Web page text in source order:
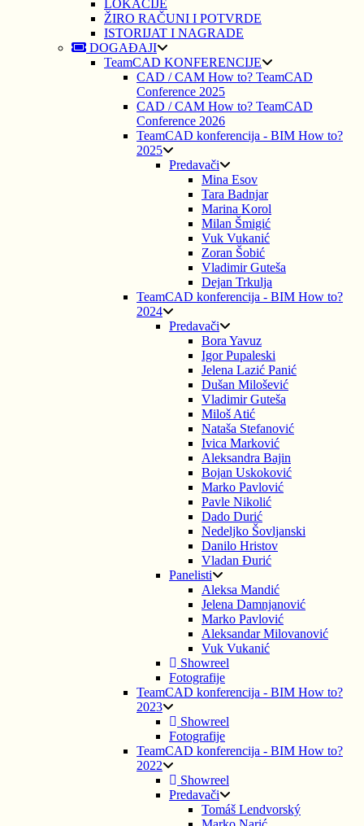
LOKACIJE
ŽIRO RAČUNI I POTVRDE
ISTORIJAT I NAGRADE
DOGAĐAJI
TeamCAD KONFERENCIJE
CAD / CAM How to? TeamCAD
Conference 2025
CAD / CAM How to? TeamCAD
Conference 2026
TeamCAD konferencija - BIM How to?
2025
Predavači
Mina Esov
Tara Badnjar
Marina Korol
Milan Šmigić
Vuk Vukanić
Zoran Šobić
Vladimir Guteša
Dejan Trkulja
TeamCAD konferencija - BIM How to?
2024
Predavači
Bora Yavuz
Igor Pupaleski
Jelena Lazić Panić
Dušan Milošević
Vladimir Guteša
Miloš Atić
Nataša Stefanović
Ivica Marković
Aleksandra Bajin
Bojan Uskoković
Marko Pavlović
Pavle Nikolić
Dado Durić
Nedeljko Šovljanski
Danilo Hristov
Vladan Đurić
Panelisti
Aleksa Mandić
Jelena Damnjanović
Marko Pavlović
Aleksandar Milovanović
Vuk Vukanić
Showreel
Fotografije
TeamCAD konferencija - BIM How to?
2023
Showreel
Fotografije
TeamCAD konferencija - BIM How to?
2022
Showreel
Predavači
Tomáš Lendvorský